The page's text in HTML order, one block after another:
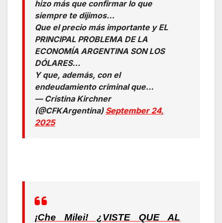
hizo más que confirmar lo que
siempre te dijimos…
Que el precio más importante y EL
PRINCIPAL PROBLEMA DE LA
ECONOMÍA ARGENTINA SON LOS
DÓLARES…
Y que, además, con el
endeudamiento criminal que…
— Cristina Kirchner
(@CFKArgentina) September 24,
2025
¡Che Milei! ¿VISTE QUE AL